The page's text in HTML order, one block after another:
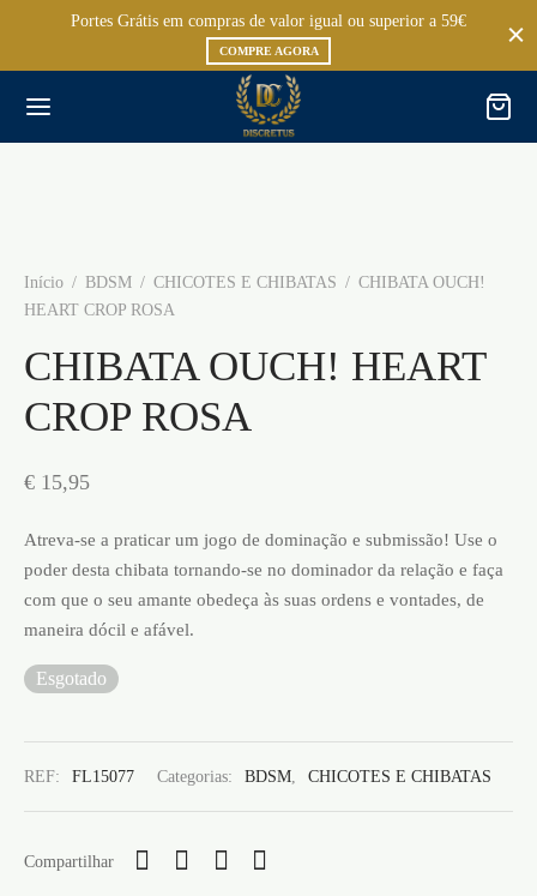
Portes Grátis em compras de valor igual ou superior a 59€
COMPRE AGORA
Início / BDSM / CHICOTES E CHIBATAS / CHIBATA OUCH!
HEART CROP ROSA
CHIBATA OUCH! HEART
CROP ROSA
€ 15,95
Atreva-se a praticar um jogo de dominação e submissão! Use o
poder desta chibata tornando-se no dominador da relação e faça
com que o seu amante obedeça às suas ordens e vontades, de
maneira dócil e afável.
Esgotado
REF: FL15077 Categorias: BDSM, CHICOTES E CHIBATAS
Compartilhar